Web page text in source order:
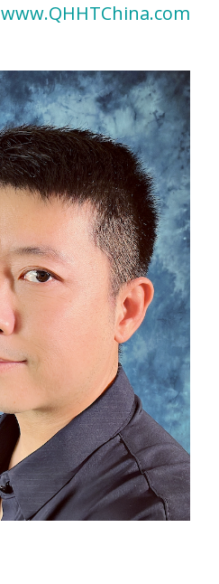
www.QHHTChina.com